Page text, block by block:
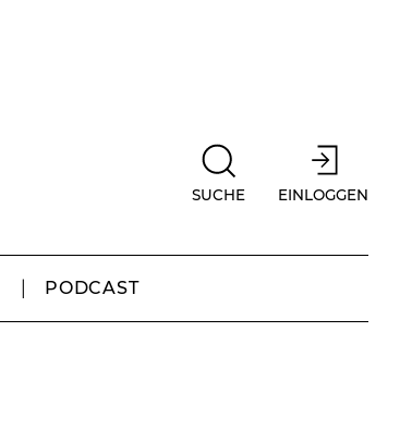
SUCHE EINLOGGEN
PODCAST